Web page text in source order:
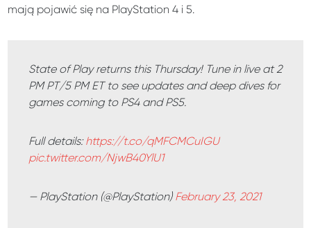
mają pojawić się na PlayStation 4 i 5.
State of Play returns this Thursday! Tune in live at 2
PM PT/5 PM ET to see updates and deep dives for
games coming to PS4 and PS5.
Full details:https://t.co/qMFCMCuIGU
pic.twitter.com/NjwB40YlU1
— PlayStation (@PlayStation) February 23, 2021